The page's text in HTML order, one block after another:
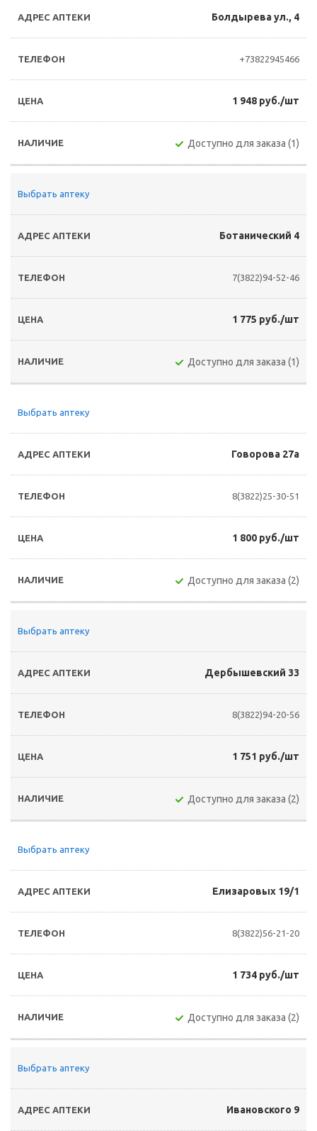
Болдырева ул., 4
+73822945466
1 948 руб./шт
Доступно для заказа (1)
Выбрать аптеку
Ботанический 4
7(3822)94-52-46
1 775 руб./шт
Доступно для заказа (1)
Выбрать аптеку
Говорова 27а
8(3822)25-30-51
1 800 руб./шт
Доступно для заказа (2)
Выбрать аптеку
Дербышевский 33
8(3822)94-20-56
1 751 руб./шт
Доступно для заказа (2)
Выбрать аптеку
Елизаровых 19/1
8(3822)56-21-20
1 734 руб./шт
Доступно для заказа (2)
Выбрать аптеку
Ивановского 9